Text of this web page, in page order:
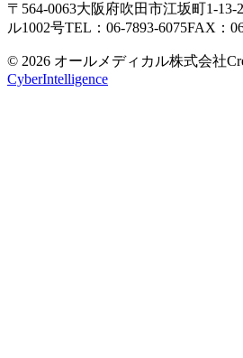
〒564-0063大阪府吹田市江坂町1-13-
ル1002号TEL：06-7893-6075FAX：
© 2026 オールメディカル株式会社
CyberIntelligence